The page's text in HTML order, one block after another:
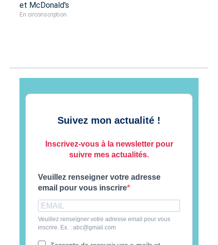
et McDonald's
En circonscription
Suivez mon actualité !
Inscrivez-vous à la newsletter pour
suivre mes actualités.
Veuillez renseigner votre adresse
email pour vous inscrire
Veuillez renseigner votre adresse email pour vous
inscrire. Ex. : abc@gmail.com